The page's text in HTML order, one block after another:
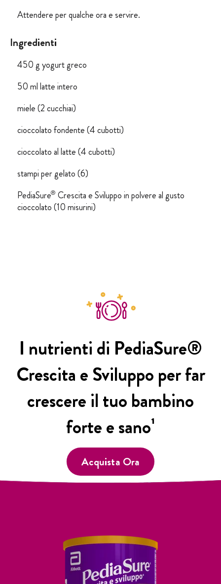
Attendere per qualche ora e servire.
Ingredienti
450 g yogurt greco
50 ml latte intero
miele (2 cucchiai)
cioccolato fondente (4 cubotti)
cioccolato al latte (4 cubotti)
stampi per gelato (6)
PediaSure® Crescita e Sviluppo in polvere al gusto
cioccolato (10 misurini)
I nutrienti di PediaSure®
Crescita e Sviluppo per far
crescere il tuo bambino
forte e sano¹
Acquista Ora